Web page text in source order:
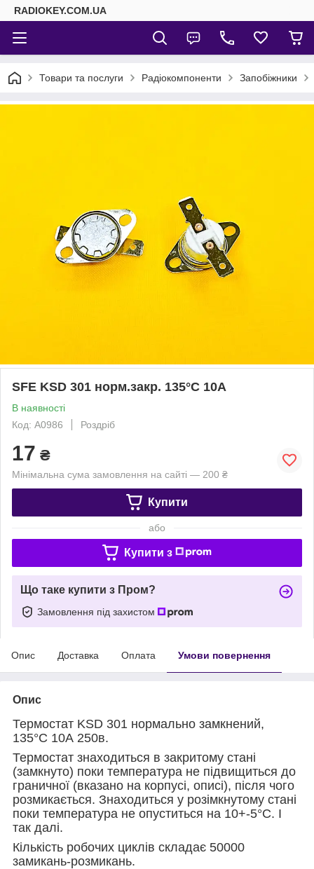
RADIOKEY.COM.UA
Товари та послуги Радіокомпоненти Запобіжники
SFE KSD 301 норм.закр. 135°С 10А
В наявності
Код: A0986
Роздріб
17 ₴
Мінімальна сума замовлення на сайті — 200 ₴
Купити
або
Купити з
Що таке купити з Пром?
Замовлення під захистом
Опис Доставка Оплата Умови повернення
Опис
Термостат KSD 301 нормально замкнений,
135°С 10А 250в.
Термостат знаходиться в закритому стані
(замкнуто) поки температура не підвищиться до
граничної (вказано на корпусі, описі), після чого
розмикається. Знаходиться у розімкнутому стані
поки температура не опуститься на 10+-5°С. І
так далі.
Кількість робочих циклів складає 50000
замикань-розмикань.